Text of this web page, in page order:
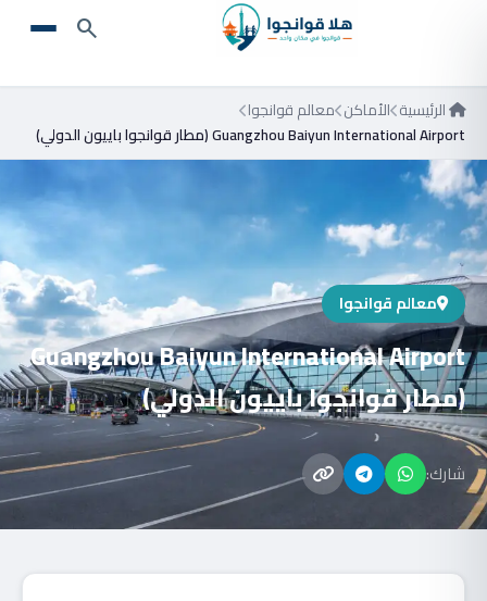
search
الرئيسية الأماكن معالم قوانجوا
Guangzhou Baiyun International Airport (مطار قوانجوا باييون الدولي)
معالم قوانجوا
Guangzhou Baiyun International Airport
(مطار قوانجوا باييون الدولي)
شارك: